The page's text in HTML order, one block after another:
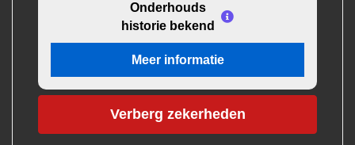
Onderhouds
historie bekend
Meer informatie
Verberg zekerheden